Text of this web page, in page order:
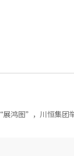
“展鸿图”，川恒集团